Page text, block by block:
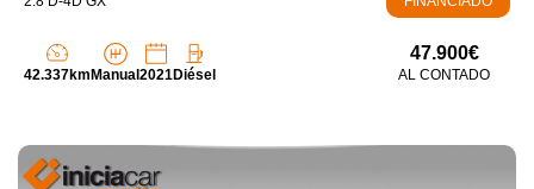
42.337kmManual2021Diésel
47.900€
AL CONTADO